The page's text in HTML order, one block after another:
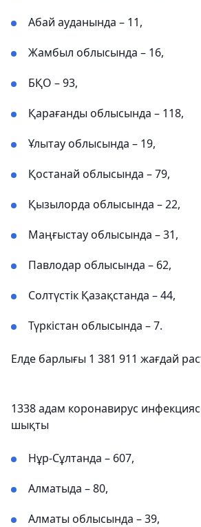
Абай ауданында – 11,
Жамбыл облысында – 16,
БҚО – 93,
Қарағанды ​​облысында – 118,
Ұлытау облысында – 19,
Қостанай облысында – 79,
Қызылорда облысында – 22,
Маңғыстау облысында – 31,
Павлодар облысында – 62,
Солтүстік Қазақстанда – 44,
Түркістан облысында – 7.
Елде барлығы 1 381 911 жағдай
1338 адам коронавирус
шықты
Нұр-Сұлтанда – 607,
Алматыда – 80,
Алматы облысында – 39,